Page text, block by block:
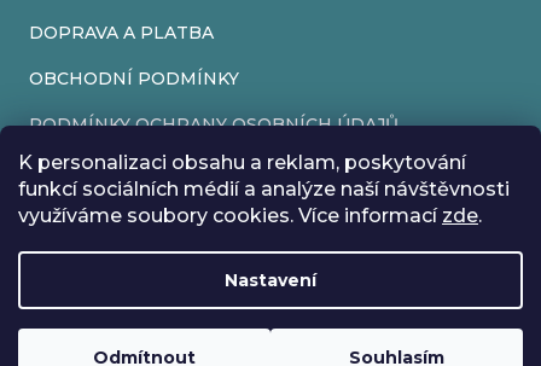
K personalizaci obsahu a reklam, poskytování
funkcí sociálních médií a analýze naší návštěvnosti
využíváme soubory cookies. Více informací zde.
Nastavení
Odmítnout Souhlasím
Rádi bychom vás informovali, že od 17. 7. do 24. 7. včetně
máme z důvodu dovolené zavřeno. Všechny objednávky
budou vyřízeny co nejdříve od 27. 7. :) Přejeme vám krásné
DOPRAVA A PLATBA
OBCHODNÍ PODMÍNKY
PODMÍNKY OCHRANY OSOBNÍCH ÚDAJŮ
VRÁCENÍ ZBOŽÍ
REKLAMACE
Vytvořil Shoptet
Copyright 2026EveryRetroGame. Všechna práva vyhrazena.
Upravit nastavení cookies
Loading